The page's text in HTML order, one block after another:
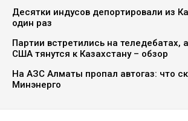
Десятки индусов депортировали из
один раз
Партии встретились на теледебатах,
США тянутся к Казахстану – обзор
На АЗС Алматы пропал автогаз: что
Минэнерго